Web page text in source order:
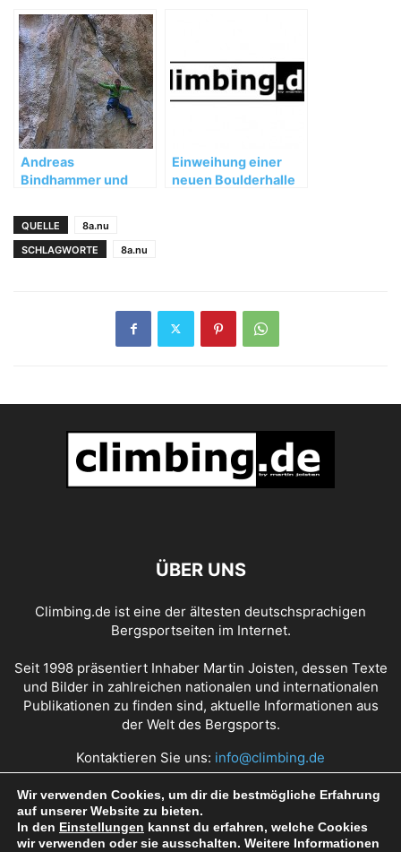
Winterbesteigung in
Patagonien 2012
Andreas
Bindhammer und
wiederholen „Hotel
Supramonte“
Einweihung einer
neuen Boulderhalle
QUELLE
8a.nu
SCHLAGWORTE
8a.nu
ÜBER UNS
Climbing.de ist eine der ältesten deutschsprachigen
Bergsportseiten im Internet.
Seit 1998 präsentiert Inhaber Martin Joisten, dessen Texte
und Bilder in zahlreichen nationalen und internationalen
Publikationen zu finden sind, aktuelle Informationen aus
der Welt des Bergsports.
Kontaktieren Sie uns: info@climbing.de
Über Climbing.de RSS Feed Mediadaten
Wir verwenden Cookies, um dir die bestmögliche Erfahrung
auf unserer Website zu bieten.
In den Einstellungen kannst du erfahren, welche Cookies
wir verwenden oder sie ausschalten. Weitere Informationen